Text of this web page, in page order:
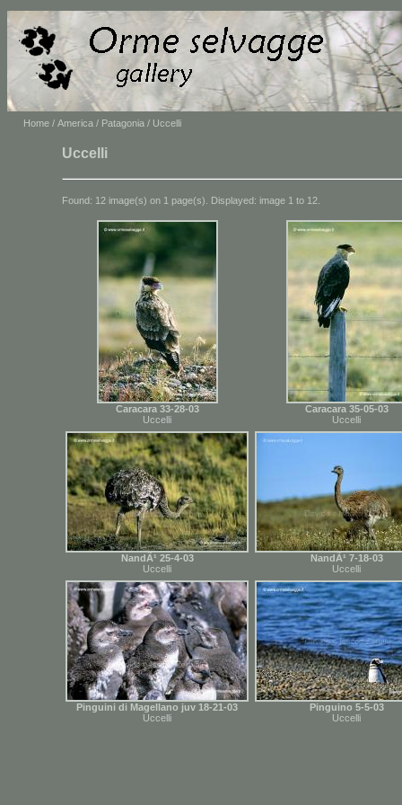
Home / America / Patagonia / Uccelli
Uccelli
Found: 12 image(s) on 1 page(s). Displayed: image 1 to 12.
Caracara 33-28-03
Uccelli
Caracara 35-05-03
Uccelli
NandÃ¹ 25-4-03
Uccelli
NandÃ¹ 7-18-03
Uccelli
Pinguini di Magellano juv 18-21-03
Uccelli
Pinguino 5-5-03
Uccelli